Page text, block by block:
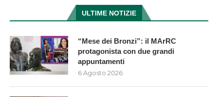
ULTIME NOTIZIE
“Mese dei Bronzi”: il MArRC
protagonista con due grandi
appuntamenti
6 Agosto 2026